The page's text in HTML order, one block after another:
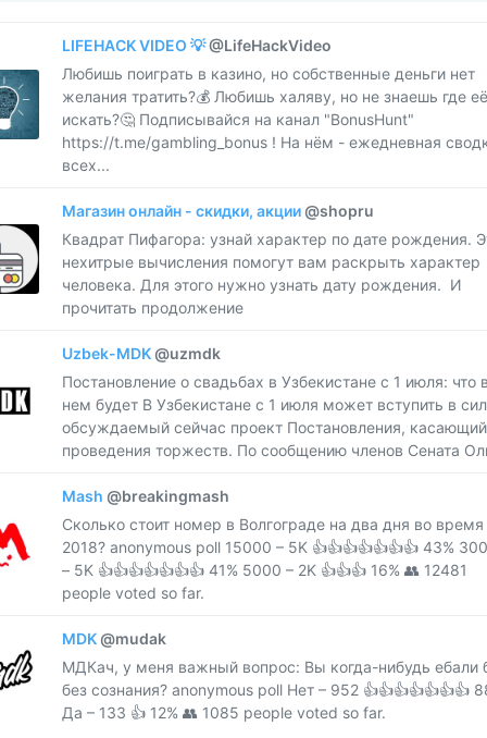
LIFEHACK VIDEO 💡@LifeHackVideo
​​Любишь поиграть в казино, но собственные деньги нет
желания тратить?💰 Любишь халяву, но не знаешь где её
искать?🤔 Подписывайся на канал "BonusHunt"
https://t.me/gambling_bonus ! На нём - ежедневная
всех...
Магазин онлайн - скидки, акции@shopru
​​Квадрат Пифагора: узнай характер по дате рождения.
нехитрые вычисления помогут вам раскрыть характер
человека. Для этого нужно узнать дату рождения. И
прочитать продолжение
Uzbek-MDK@uzmdk
Постановление о свадьбах в Узбекистане с 1 июля: что в
нем будет В Узбекистане с 1 июля может вступить в
обсуждаемый сейчас проект Постановления,
проведения торжеств. По сообщению членов Сената
Mash @breakingmash
Сколько стоит номер в Волгограде на два дня во
2018? anonymous poll 15000 – 5K 👍👍👍👍👍👍👍 43%
– 5K 👍👍👍👍👍👍👍 41% 5000 – 2K 👍👍👍 16% 👥 12481
people voted so far.
MDK@mudak
МДКач, у меня важный вопрос: Вы когда-нибудь ебали
без сознания? anonymous poll Нет – 952 👍👍👍👍👍👍👍
Да – 133 👍 12% 👥 1085 people voted so far.